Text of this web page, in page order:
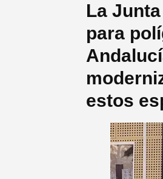
La
para
estos